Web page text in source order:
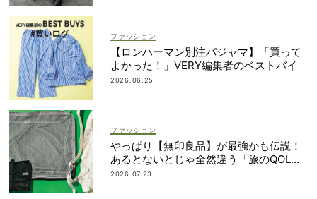
ファッション
【ロンハーマン別注パジャマ】「買って
よかった！」VERY編集者のベストバイ
2026.06.25
ファッション
やっぱり【無印良品】が最強かも伝説！
あるとないとじゃ全然違う「旅のQOL爆
上げアイテム」
2026.07.23